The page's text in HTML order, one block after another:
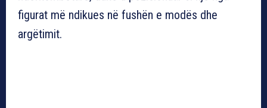
figurat më ndikues në fushën e modës dhe
argëtimit.